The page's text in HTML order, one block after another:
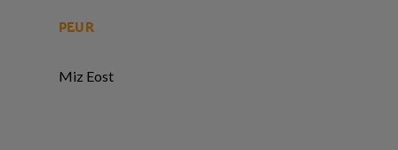
PEUR
Miz Eost